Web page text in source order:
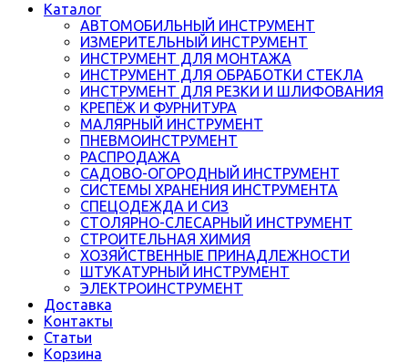
Каталог
АВТОМОБИЛЬНЫЙ ИНСТРУМЕНТ
ИЗМЕРИТЕЛЬНЫЙ ИНСТРУМЕНТ
ИНСТРУМЕНТ ДЛЯ МОНТАЖА
ИНСТРУМЕНТ ДЛЯ ОБРАБОТКИ СТЕКЛА
ИНСТРУМЕНТ ДЛЯ РЕЗКИ И ШЛИФОВАНИЯ
КРЕПЁЖ И ФУРНИТУРА
МАЛЯРНЫЙ ИНСТРУМЕНТ
ПНЕВМОИНСТРУМЕНТ
РАСПРОДАЖА
САДОВО-ОГОРОДНЫЙ ИНСТРУМЕНТ
СИСТЕМЫ ХРАНЕНИЯ ИНСТРУМЕНТА
СПЕЦОДЕЖДА И СИЗ
СТОЛЯРНО-СЛЕСАРНЫЙ ИНСТРУМЕНТ
СТРОИТЕЛЬНАЯ ХИМИЯ
ХОЗЯЙСТВЕННЫЕ ПРИНАДЛЕЖНОСТИ
ШТУКАТУРНЫЙ ИНСТРУМЕНТ
ЭЛЕКТРОИНСТРУМЕНТ
Доставка
Контакты
Статьи
Корзина